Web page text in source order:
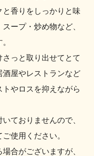
と香りをしっかりと味
ープ・炒め物など、
っと取り出せてとて
酒屋やレストランなど
やロスを抑えながら
ておりませんので、
使用ください。
合がございますが、